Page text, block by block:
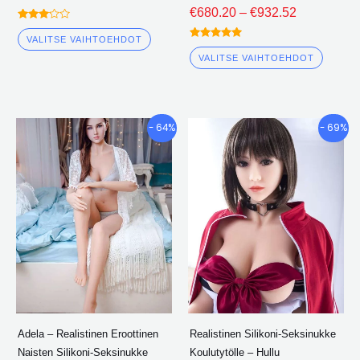
Arvioitu
3.00
ulos
VALITSE VAIHTOEHDOT
€680.20 – €932.52
Arvioitu
5.00
ulos 5
VALITSE VAIHTOEHDOT
- 64%
Adela – Realistinen Eroottinen
Naisten Silikoni-Seksinukke
Hintaluokka:
€740.88
kautta
€1,131.69
Tällä
tuotteella
on
useita
variantteja.
Vaihtoehdot
voidaan
valita
tuotesivulle
- 69%
Realistinen Silikoni-Seksinukke
Koulutytölle – Hullu
€655.32
kautta
€924.35
Tällä
valita